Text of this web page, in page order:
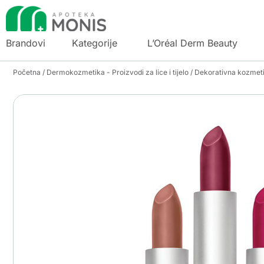
Brandovi Kategorije L’Oréal Derm Beauty
Početna / Dermokozmetika - Proizvodi za lice i tijelo / Dekorativna